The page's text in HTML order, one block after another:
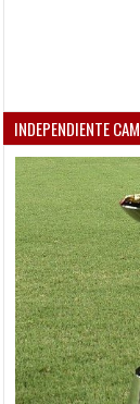
INDEPENDIENTE